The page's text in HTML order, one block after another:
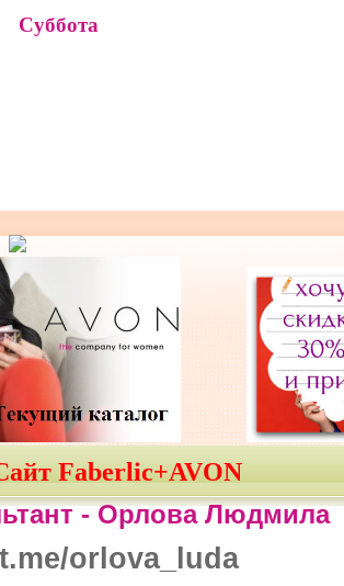
Суббота
Faberlic+AVON
-Орлова Людмила
t.me/orlova_luda